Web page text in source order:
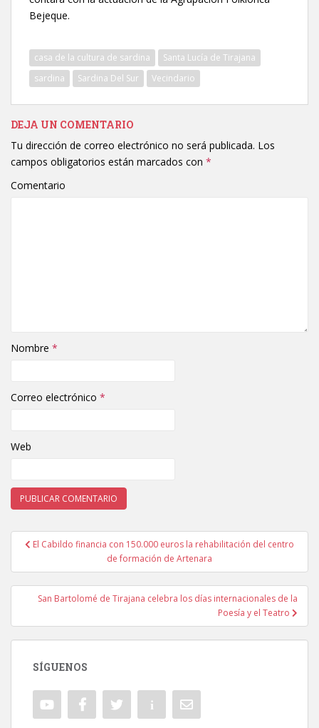
Bejeque.
casa de la cultura de sardina
Santa Lucía de Tirajana
sardina
Sardina Del Sur Vecindario
DEJA UN COMENTARIO
Tu dirección de correo electrónico no será publicada. Los
campos obligatorios están marcados con *
Comentario
Nombre *
Correo electrónico *
Web
Navegación de entradas
El Cabildo financia con 150.000 euros la rehabilitación del centro
de formación de Artenara
San Bartolomé de Tirajana celebra los días internacionales de la
Poesía y el Teatro
SÍGUENOS